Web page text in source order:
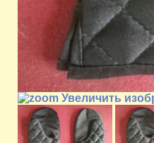
Увеличить